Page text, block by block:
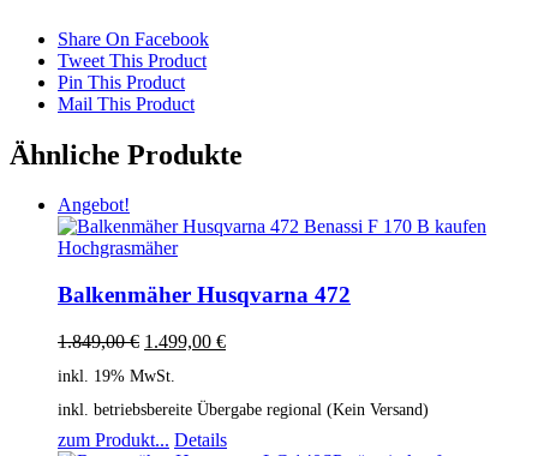
Share On Facebook
Tweet This Product
Pin This Product
Mail This Product
Ähnliche Produkte
Angebot!
Balkenmäher Husqvarna 472
1.849,00€ 1.499,00 €
inkl. 19% MwSt.
inkl. betriebsbereite Übergabe regional (Kein Versand)
zum Produkt... Details